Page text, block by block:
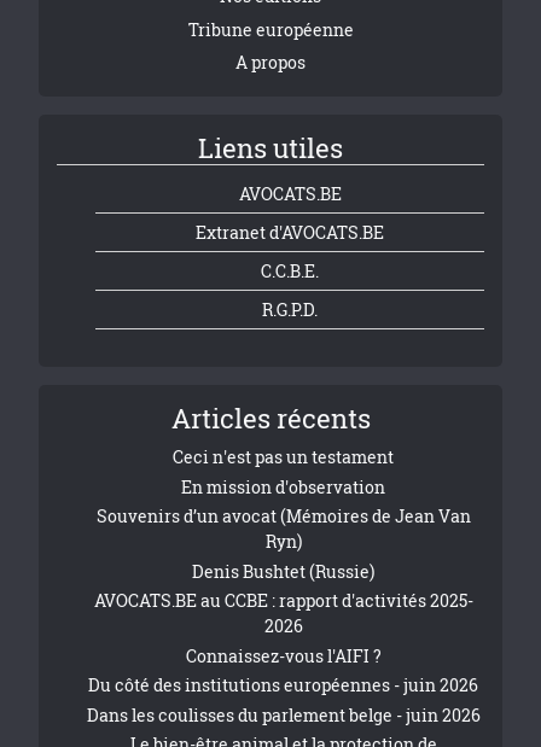
Tribune européenne
A propos
Liens utiles
AVOCATS.BE
Extranet d'AVOCATS.BE
C.C.B.E.
R.G.P.D.
Articles récents
Ceci n'est pas un testament
En mission d'observation
Souvenirs d’un avocat (Mémoires de Jean Van
Ryn)
Denis Bushtet (Russie)
AVOCATS.BE au CCBE : rapport d'activités 2025-
2026
Connaissez-vous l'AIFI ?
Du côté des institutions européennes - juin 2026
Dans les coulisses du parlement belge - juin 2026